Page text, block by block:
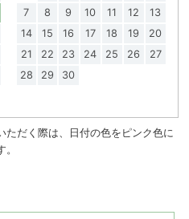
7
8 9 10 11 12
13
14
15 16 17 18 19
20
21
22 23 24 25 26
27
28
29 30
ただく際は、日付の色をピンク色に